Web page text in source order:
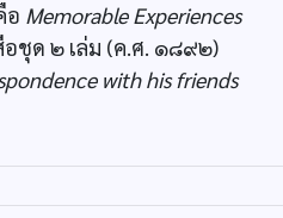
อ Memorable Experiences
ชุด ๒ เล่ม (ค.ศ. ๑๘๙๒)
with his friends